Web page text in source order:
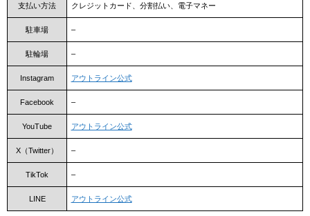
支払い方法 クレジットカード、分割払い、電子マネー
駐車場 –
駐輪場 –
Instagram アウトライン公式
Facebook –
YouTube アウトライン公式
X（Twitter） –
TikTok –
LINE アウトライン公式